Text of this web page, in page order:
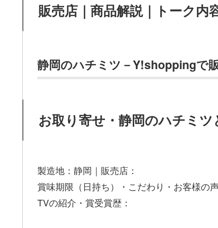
販売店｜商品解説｜トーク内
静岡のハチミツ－Y!shoppingで
お取り寄せ・静岡のハチミツ
製造地：静岡｜販売店：
賞味期限（日持ち）・こだわり・お客様の
TVの紹介・賞受賞歴：